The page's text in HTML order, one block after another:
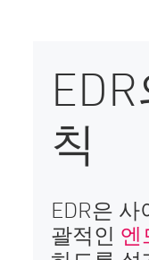
칙
EDR은
괄적인 엔